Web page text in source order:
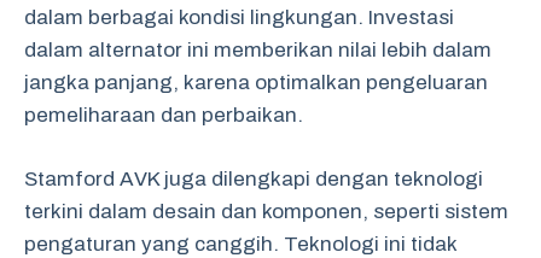
dalam berbagai kondisi lingkungan. Investasi
dalam alternator ini memberikan nilai lebih dalam
jangka panjang, karena optimalkan pengeluaran
pemeliharaan dan perbaikan.
Stamford AVK juga dilengkapi dengan teknologi
terkini dalam desain dan komponen, seperti sistem
pengaturan yang canggih. Teknologi ini tidak